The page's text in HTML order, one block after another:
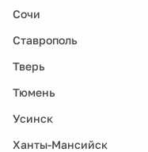
Сочи
Ставрополь
Тверь
Тюмень
Усинск
Ханты-Мансийск